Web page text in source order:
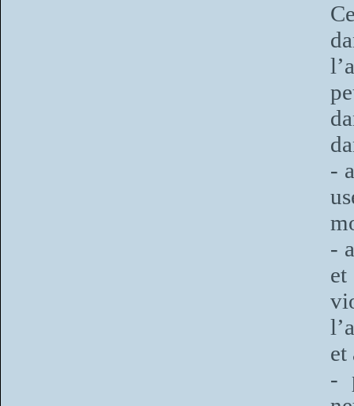
-
-
et
-